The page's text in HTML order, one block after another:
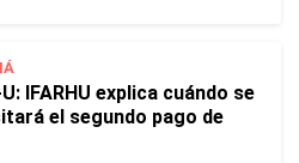
IFARHU explica cuándo se
el segundo pago de